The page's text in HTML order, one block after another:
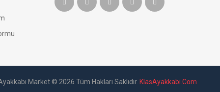
Market © 2026 Tüm Hakları Saklıdır. KlasAyakkabi.Com